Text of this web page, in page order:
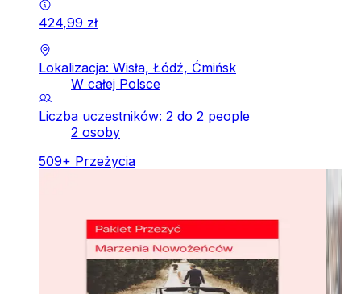
424,99 zł
Lokalizacja: Wisła, Łódź, Ćmińsk
W całej Polsce
Liczba uczestników: 2 do 2 people
2 osoby
509+ Przeżycia